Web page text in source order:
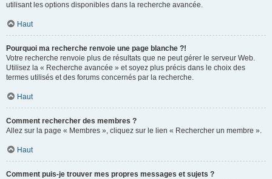
utilisant les options disponibles dans la recherche avancée.
Haut
Pourquoi ma recherche renvoie une page blanche ?!
Votre recherche renvoie plus de résultats que ne peut gérer le serveur Web.
Utilisez la « Recherche avancée » et soyez plus précis dans le choix des
termes utilisés et des forums concernés par la recherche.
Haut
Comment rechercher des membres ?
Allez sur la page « Membres », cliquez sur le lien « Rechercher un membre ».
Haut
Comment puis-je trouver mes propres messages et sujets ?